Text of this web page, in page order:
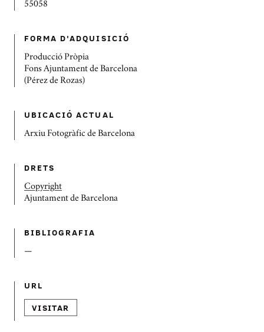
55058
FORMA D'ADQUISICIÓ
Producció Pròpia
Fons Ajuntament de Barcelona
(Pérez de Rozas)
UBICACIÓ ACTUAL
Arxiu Fotogràfic de Barcelona
DRETS
Copyright
Ajuntament de Barcelona
BIBLIOGRAFIA
—
URL
VISITAR